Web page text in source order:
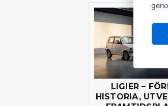
LIGIER –
HISTORIA,